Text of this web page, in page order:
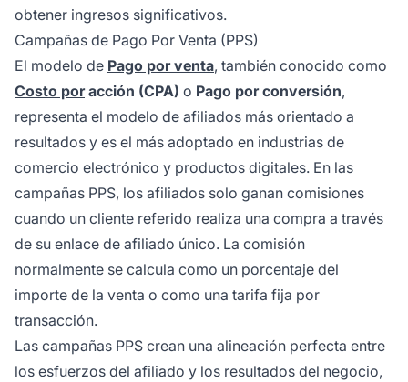
obtener ingresos significativos.
Campañas de Pago Por Venta (PPS)
El modelo de Pago por venta, también conocido como
Costo poracción (CPA) o Pago por conversión,
representa el modelo de afiliados más orientado a
resultados y es el más adoptado en industrias de
comercio electrónico y productos digitales. En las
campañas PPS, los afiliados solo ganan comisiones
cuando un cliente referido realiza una compra a través
de su enlace de afiliado único. La comisión
normalmente se calcula como un porcentaje del
importe de la venta o como una tarifa fija por
transacción.
Las campañas PPS crean una alineación perfecta entre
los esfuerzos del afiliado y los resultados del negocio,